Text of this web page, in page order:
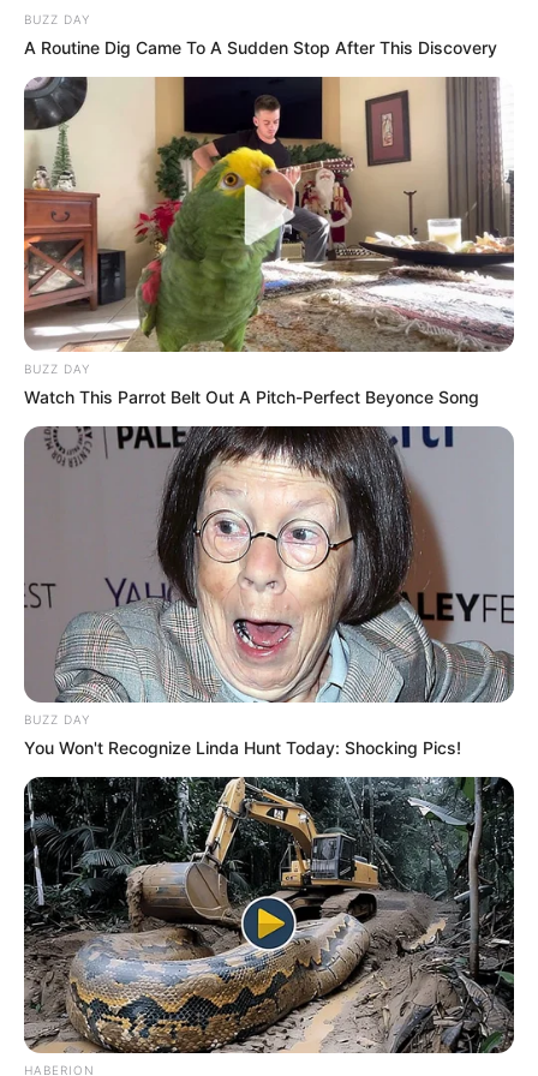
bonne combinaison.
Ainsi, dans une épreuve homogène, ces trois profils offrent
une lecture claire : un favori solide, un placé potentiel et
un outsider spéculatif. Par conséquent, ils constituent une
base stratégique pour optimiser ses jeux au PMU.
…
Top Chevaux de la PRESSE PMU PLAY
Astro Quinté : découvrez le ou les signes les
plus chanceux du jour
Des Tiercés désordre mais des rapports inférieurs à 100
Découvrez le Cheval du jour
BUZZ DAY
A Routine Dig Came To A Sudden Stop After This Discovery
BUZZ DAY
Watch This Parrot Belt Out A Pitch-Perfect Beyonce Song
BUZZ DAY
You Won't Recognize Linda Hunt Today: Shocking Pics!
HABERION